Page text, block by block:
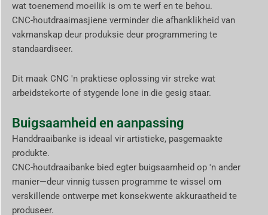
wat toenemend moeilik is om te werf en te behou.
CNC-houtdraaimasjiene verminder die afhanklikheid van
vakmanskap deur produksie deur programmering te
standaardiseer.
Dit maak CNC 'n praktiese oplossing vir streke wat
arbeidstekorte of stygende lone in die gesig staar.
Buigsaamheid en aanpassing
Handdraaibanke is ideaal vir artistieke, pasgemaakte
produkte.
CNC-houtdraaibanke bied egter buigsaamheid op 'n ander
manier—deur vinnig tussen programme te wissel om
verskillende ontwerpe met konsekwente akkuraatheid te
produseer.